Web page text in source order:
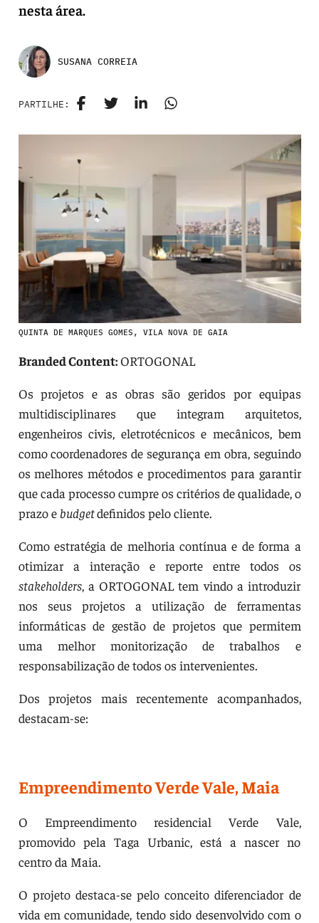
nesta área.
SUSANA CORREIA
PARTILHE:
QUINTA DE MARQUES GOMES, VILA NOVA DE GAIA
Branded Content:ORTOGONAL
Os projetos e as obras são geridos por equipas
multidisciplinares que integram arquitetos,
engenheiros civis, eletrotécnicos e mecânicos, bem
como coordenadores de segurança em obra, seguindo
os melhores métodos e procedimentos para garantir
que cada processo cumpre os critérios de qualidade, o
prazo ebudgetdefinidos pelo cliente.
Como estratégia de melhoria contínua e de forma a
otimizar a interação e reporte entre todos os
stakeholders, a ORTOGONAL tem vindo a introduzir
nos seus projetos a utilização de ferramentas
informáticas de gestão de projetos que permitem
uma melhor monitorização de trabalhos e
responsabilização de todos os intervenientes.
Dos projetos mais recentemente acompanhados,
destacam-se:
Empreendimento Verde Vale, Maia
O Empreendimento residencial Verde Vale,
promovido pela Taga Urbanic, está a nascer no
centro da Maia.
O projeto destaca-se pelo conceito diferenciador de
vida em comunidade, tendo sido desenvolvido com o